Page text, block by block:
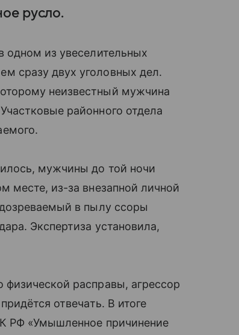
русло.
одном из увеселительных
сразу двух уголовных дел.
неизвестный мужчина
районного отдела
мужчины до той ночи
месте, из-за внезапной личной
в пылу ссоры
Экспертиза установила,
расправы, агрессор
отвечать. В итоге
РФ «Умышленное причинение